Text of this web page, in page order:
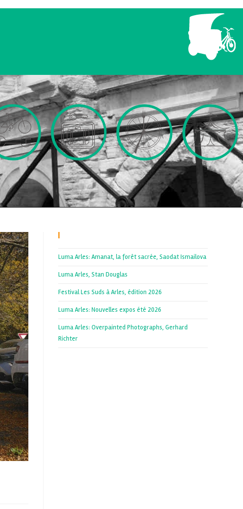
Luma Arles: Amanat, la forêt sacrée, Saodat Ismailova
Luma Arles, Stan Douglas
Festival Les Suds à Arles, édition 2026
Luma Arles: Nouvelles expos été 2026
Luma Arles: Overpainted Photographs, Gerhard
Richter